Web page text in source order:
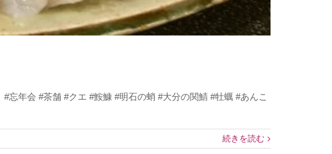
年会 #茶舗 #クエ #鮟鱇 #明石の蛸 #大分の関鯖 #牡蠣 #あんこ
続きを読む